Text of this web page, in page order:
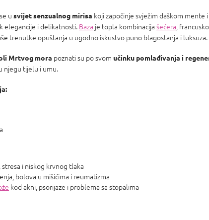
u svijet senzualnog mirisa koji započinje svježim daškom mente i
elegancije i delikatnosti.Baza je topla kombinacija šećera ,
trenutke opuštanja u ugodno iskustvo puno blagostanja i luksuza.
Mrtvog mora poznati su po svom učinku pomlađivanja i
njegu tijelu i umu.
i niskog krvnog tlaka
bolova u mišićima i reumatizma
kod akni, psorijaze i problema sa stopalima